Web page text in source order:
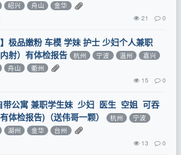
绍兴 舟山 金华
21 0
】极品嫩粉 车模 学妹 护士 少妇个人兼职
内射）有体检报告
杭州 宁波 温州
嘉兴
舟山 衢州
15 0
带公寓 兼职学生妹 少妇 医生 空姐 可吞
体检报告)（送伟哥一颗）
杭州
宁波
湖州 金华 台州
13 0